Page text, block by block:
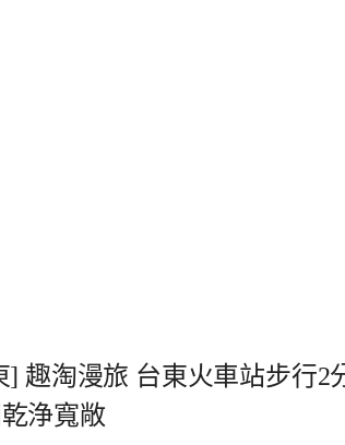
] 趣淘漫旅 台東火車站步行2
浄寬敞